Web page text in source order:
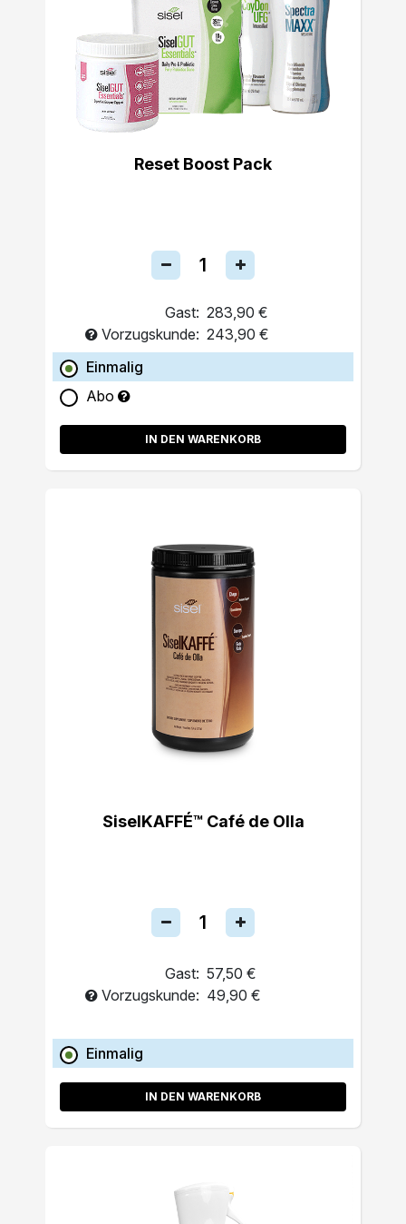
Reset Boost Pack
Gast: 283,90 €
Vorzugskunde: 243,90 €
Einmalig
Abo
IN DEN WARENKORB
SiselKAFFÉ™ Café de Olla
Gast: 57,50 €
Vorzugskunde: 49,90 €
Einmalig
IN DEN WARENKORB